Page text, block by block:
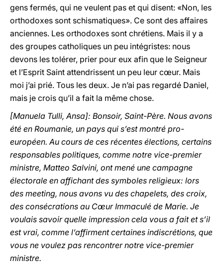
gens fermés, qui ne veulent pas et qui disent: «Non, les
orthodoxes sont schismatiques». Ce sont des affaires
anciennes. Les orthodoxes sont chrétiens. Mais il y a
des groupes catholiques un peu intégristes: nous
devons les tolérer, prier pour eux afin que le Seigneur
et l’Esprit Saint attendrissent un peu leur cœur. Mais
moi j’ai prié. Tous les deux. Je n’ai pas regardé Daniel,
mais je crois qu’il a fait la même chose.
[Manuela Tulli, Ansa]: Bonsoir, Saint-Père. Nous avons
été en Roumanie, un pays qui s’est montré pro-
européen. Au cours de ces récentes élections, certains
responsables politiques, comme notre vice-premier
ministre, Matteo Salvini, ont mené une campagne
électorale en affichant des symboles religieux: lors
des meeting, nous avons vu des chapelets, des croix,
des consécrations au Cœur Immaculé de Marie. Je
voulais savoir quelle impression cela vous a fait et s’il
est vrai, comme l’affirment certaines indiscrétions, que
vous ne voulez pas rencontrer notre vice-premier
ministre.